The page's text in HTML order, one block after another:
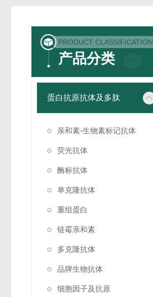
PRODUCT CLASSIFICATION
产品分类
蛋白抗原抗体及多肽
亲和素-生物素标记抗体
荧光抗体
酶标抗体
单克隆抗体
重组蛋白
链霉亲和素
多克隆抗体
品牌生物抗体
细胞因子及抗原